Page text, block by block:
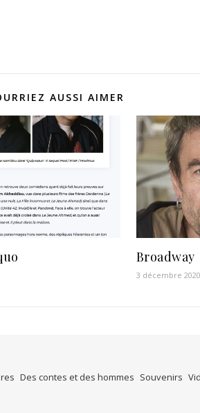
AUSSI AIMER
Broadway
3 décembre 2020
Des contes et des hommes Souvenirs